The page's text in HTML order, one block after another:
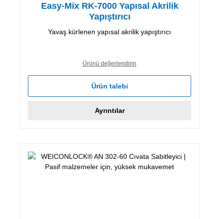
Easy-Mix RK-7000 Yapısal Akrilik
Yapıştırıcı
Yavaş kürlenen yapısal akrilik yapıştırıcı
Ürünü değerlendirin
Ürün talebi
Ayrıntılar